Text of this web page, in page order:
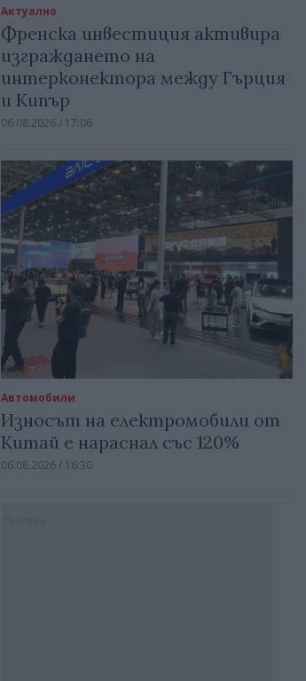
Актуално
Френска инвестиция активира
изграждането на
интерконектора между Гърция
и Кипър
06.08.2026 / 17:06
Автомобили
Износът на електромобили от
Китай е нараснал със 120%
06.08.2026 / 16:30